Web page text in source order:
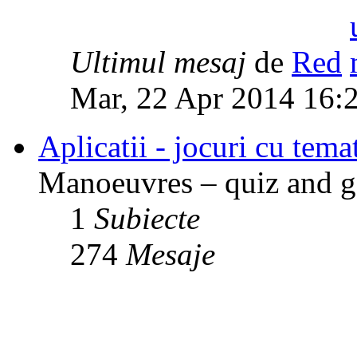
Ultimul mesaj de Red
Mar, 22 Apr 2014
Aplicatii - jocuri cu
Manoeuvres – quiz and
1 Subiecte
274 Mesaje